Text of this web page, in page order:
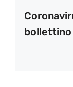
bollettino